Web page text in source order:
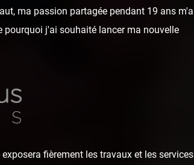
ma passion partagée pendant 19 ans m'a
pourquoi j'ai souhaité lancer ma nouvelle
fièrement les travaux et les services